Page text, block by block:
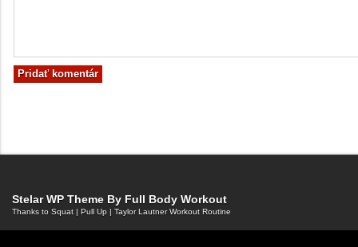
Stelar WP Theme By Full Body Workout
Thanks to Squat | Pull Up | Taylor Lautner Workout Routine